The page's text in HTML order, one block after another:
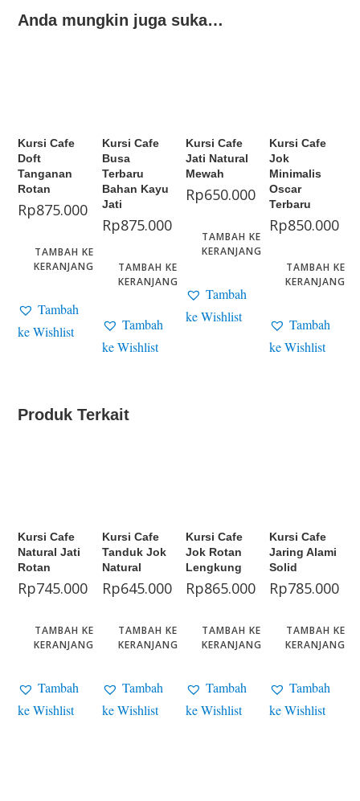
Anda mungkin juga suka…
Kursi Cafe
Doft
Tanganan
Rotan
Rp875.000
TAMBAH KE
KERANJANG
Tambah
ke Wishlist
Kursi Cafe
Busa
Terbaru
Bahan Kayu
Jati
Rp875.000
TAMBAH KE
KERANJANG
Tambah
ke Wishlist
Kursi Cafe
Jati Natural
Mewah
Rp650.000
TAMBAH KE
KERANJANG
Tambah
ke Wishlist
Kursi Cafe
Jok
Minimalis
Oscar
Terbaru
Rp850.000
TAMBAH KE
KERANJANG
Tambah
ke Wishlist
Produk Terkait
Kursi Cafe
Natural Jati
Rotan
Rp745.000
TAMBAH KE
KERANJANG
Tambah
ke Wishlist
Kursi Cafe
Tanduk Jok
Natural
Rp645.000
TAMBAH KE
KERANJANG
Tambah
ke Wishlist
Kursi Cafe
Jok Rotan
Lengkung
Rp865.000
TAMBAH KE
KERANJANG
Tambah
ke Wishlist
Kursi Cafe
Jaring Alami
Solid
Rp785.000
TAMBAH KE
KERANJANG
Tambah
ke Wishlist